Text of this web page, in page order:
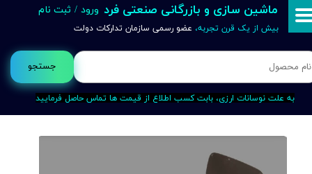
جستجو
ماشین سازی و بازرگانی صنعتی فرد
بیش از یک قرن تجربه، عضو رسمی سازمان تدارکات دولت
ورود / ثبت نام
خروج از حساب کاربری
به علت نوسانات ارزی، بابت کسب اطلاع از قیمت ها تماس حاصل فرمایید